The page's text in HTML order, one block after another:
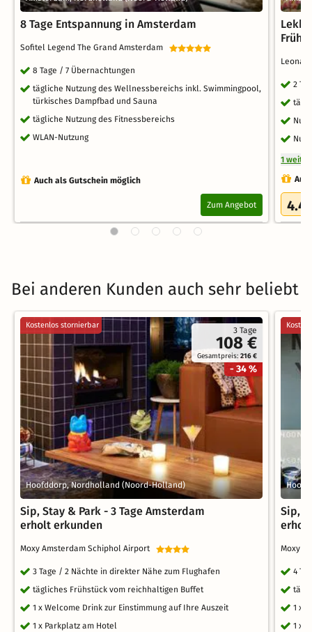
8 Tage Entspannung in Amsterdam
Sofitel Legend The Grand Amsterdam
8 Tage / 7 Übernachtungen
tägliche Nutzung des Wellnessbereichs inkl. Swimmingpool,
türkisches Dampfbad und Sauna
tägliche Nutzung des Fitnessbereichs
WLAN-Nutzung
Auch als Gutschein möglich
Zum Angebot
2
1
4.4
Bei anderen Kunden auch sehr beliebt
3 Tage
108 €
Gesamtpreis:216 €
- 34 %
Kostenlos stornierbar
Hoofddorp, Nordholland (Noord-Holland)
Sip, Stay & Park - 3 Tage Amsterdam
erholt erkunden
Moxy Amsterdam Schiphol Airport
3 Tage / 2 Nächte in direkter Nähe zum Flughafen
tägliches Frühstück vom reichhaltigen Buffet
1 x Welcome Drink zur Einstimmung auf Ihre Auszeit
1 x Parkplatz am Hotel
Sip,
Moxy
4
1 x
1 x